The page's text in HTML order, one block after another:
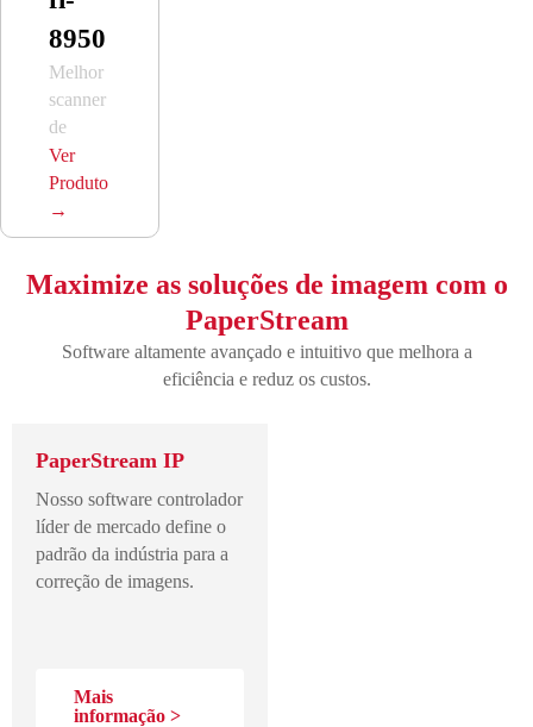
8950
Melhor
scanner
de
produção,
por
design
Ver
Produto
→
Maximize as soluções de imagem com o
PaperStream
Software altamente avançado e intuitivo que melhora a
eficiência e reduz os custos.
PaperStream IP
Nosso software controlador
líder de mercado define o
padrão da indústria para a
correção de imagens.
Mais
informação >